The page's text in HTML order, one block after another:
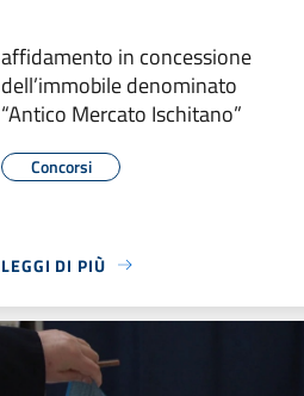
affidamento in concessione
dell’immobile denominato
“Antico Mercato Ischitano”
Concorsi
LEGGI DI PIÙ